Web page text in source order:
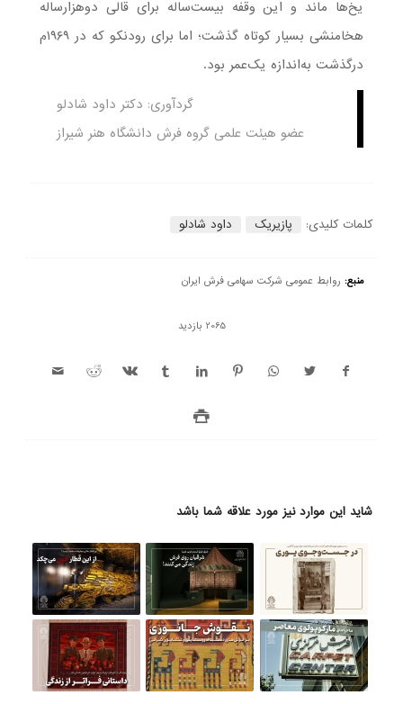
یخ‌ها ماند و این وقفه بیست‌ساله برای قالی دوهزارساله
هخامنشی بسیار کوتاه گذشت؛ اما برای رودنکو که در ۱۹۶۹م
درگذشت به‌اندازه یک‌عمر بود.
گردآوری: دکتر داود شادلو
عضو هیئت علمی گروه فرش دانشگاه هنر شیراز
کلمات کلیدی: پازیریک داود شادلو
منبع: روابط عمومی شرکت سهامی فرش ایران
2065 بازدید
شاید این موارد نیز مورد علاقه شما باشد